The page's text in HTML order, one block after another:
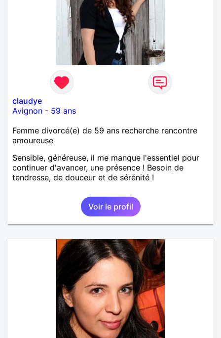
claudye
Avignon - 59 ans
Femme divorcé(e) de 59 ans recherche rencontre
amoureuse
Sensible, généreuse, il me manque l'essentiel pour
continuer d'avancer, une présence ! Besoin de
tendresse, de douceur et de sérénité !
Voir le profil